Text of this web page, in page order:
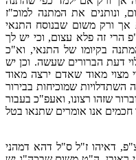
ונותנים את המתנה למוכ"ז
ורק משום שבנוסח התנאי
הרי זה פלא עצום, וכי יש לך
בקיומו של התנאי, וא"כ
דעת הברורים שעשה. וכן יש
מאוד שאדם ירצה מאוד
שמוכיחות בבירור
שזהו רצונו, ואעפ"כ בעבור
חכמים אנו אומרים שתנאו בטל
דאיהו ז"ל ס"ל דהא דמהני